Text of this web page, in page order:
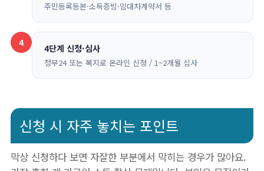
주민등록등본·소득증빙·임대차계약서 등
4
4단계 신청·심사
정부24 또는 복지로 온라인 신청 / 1~2개월 심사
신청 시 자주 놓치는 포인트
막상 신청하다 보면 자잘한 부분에서 막히는 경우가 많아요.